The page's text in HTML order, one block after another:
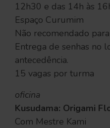
12h30 e das 14h às
Espaço Curumim
Não recomendado
Entrega de senhas no
antecedência.
15 vagas por turma
oficina
Kusudama: Origami
Com Mestre Kami